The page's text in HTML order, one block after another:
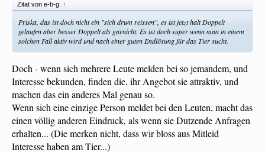
Zitat von e-b-g: ↑
Priska, das ist doch nicht ein "sich drum reissen", es ist jetzt halt Doppelt
gelaufen aber besser Doppelt als garnicht. Es ist doch super wenn man in einem
solchen Fall aktiv wird und nach einer guten Endlösung für das Tier sucht.
Doch - wenn sich mehrere Leute melden bei so jemandem, und
Interesse bekunden, finden die, ihr Angebot sie attraktiv, und
machen das ein anderes Mal genau so.
Wenn sich eine einzige Person meldet bei den Leuten, macht das
einen völlig anderen Eindruck, als wenn sie Dutzende Anfragen
erhalten... (Die merken nicht, dass wir bloss aus Mitleid
Interesse haben am Tier...)